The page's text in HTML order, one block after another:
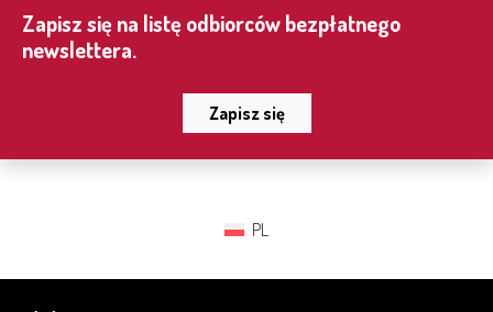
Zapisz się na listę odbiorców bezpłatnego
newslettera.
Zapisz się
PL